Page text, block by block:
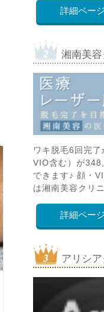
詳細ページ
湘南美
ワキ脱毛6回完
VIO含む）が
できます♪ 顔・
は湘南美容クリ
詳細ページ
アリシ